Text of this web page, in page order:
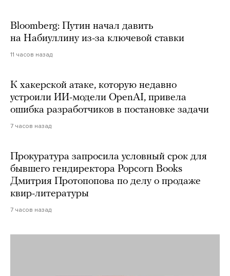
Bloomberg: Путин начал давить
на Набиуллину из-за ключевой ставки
11 часов назад
К хакерской атаке, которую недавно
устроили ИИ-модели OpenAI, привела
ошибка разработчиков в постановке задачи
7 часов назад
Прокуратура запросила условный срок для
бывшего гендиректора Popcorn Books
Дмитрия Протопопова по делу о продаже
квир-литературы
7 часов назад